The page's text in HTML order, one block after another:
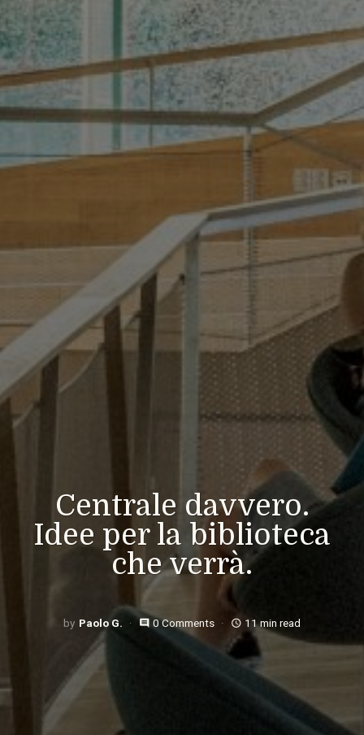
Centrale davvero.
Idee per la biblioteca
che verrà.
Paolo G. comment 0 Comments access_time 11 min read